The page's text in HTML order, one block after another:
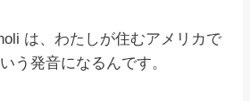
は、わたしが住むアメリカで
う発音になるんです。